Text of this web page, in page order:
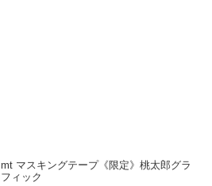
mt マスキングテープ《限定》桃太郎グラ
フィック